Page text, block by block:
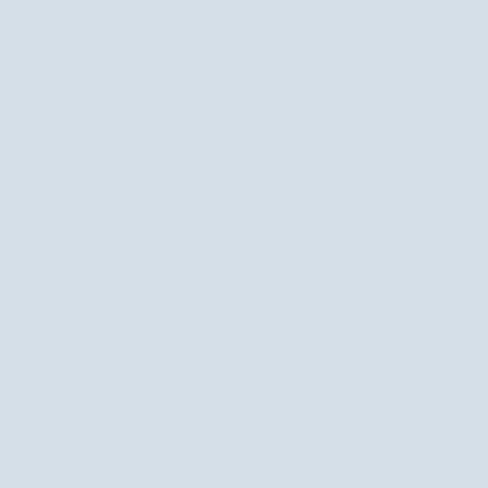
gesunde Wirbelsäule –
miteinander verbunden, als viele Menschen denken.